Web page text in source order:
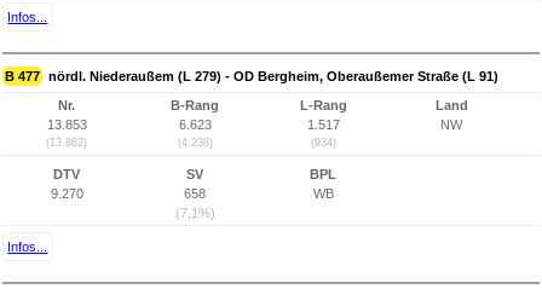
Infos...
B 477 nördl. Niederaußem (L 279) - OD Bergheim, Oberaußemer Straße (L 91)
Nr.
13.853
(13.862)
B-Rang
6.623
(4.238)
L-Rang
1.517
(934)
Land
NW
DTV
9.270
SV
658
(7,1%)
BPL
WB
Infos...